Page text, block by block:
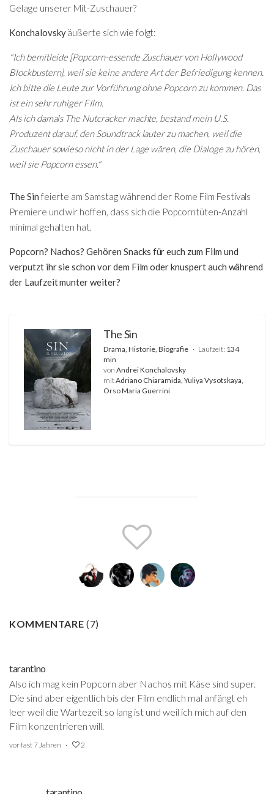
Gelage unserer Mit-Zuschauer?
Konchalovskyäußerte sich wie folgt:
"Ich bemitleide [Popcorn-essende Zuschauer von Hollywood
Blockbustern], weil sie keine andere Art der Befriedigung kennen.
Ich bitte die Leute zur Vorführung ohne Popcorn zu kommen. Das
ist ein sehr ruhiger FIlm.
Als ich damals The Nutcracker machte, bestand mein U.S.
Produzent darauf, den Soundtrack lauter zu machen, weil die
Zuschauer sowieso nicht in der Lage wären, die Dialoge zu hören,
weil sie Popcorn essen."
The Sin feierte am Samstag während der Rome Film Festivals
Premiere und wir hoffen, dass sich die Popcorntüten-Anzahl
minimal gehalten hat.
Popcorn? Nachos? Gehören Snacks für euch zum Film und
verputzt ihr sie schon vor dem Film oder knuspert auch während
der Laufzeit munter weiter?
The Sin
Drama, Historie, Biografie Laufzeit: 134
min
von Andrei Konchalovsky
mitAdriano Chiaramida, Yuliya Vysotskaya,
Orso Maria Guerrini
KOMMENTARE(7)
tarantino
Also ich mag kein Popcorn aber Nachos mit Käse sind super.
Die sind aber eigentlich bis der Film endlich mal anfängt eh
leer weil die Wartezeit so lang ist und weil ich mich auf den
Film konzentrieren will.
vor fast 7 Jahren 2